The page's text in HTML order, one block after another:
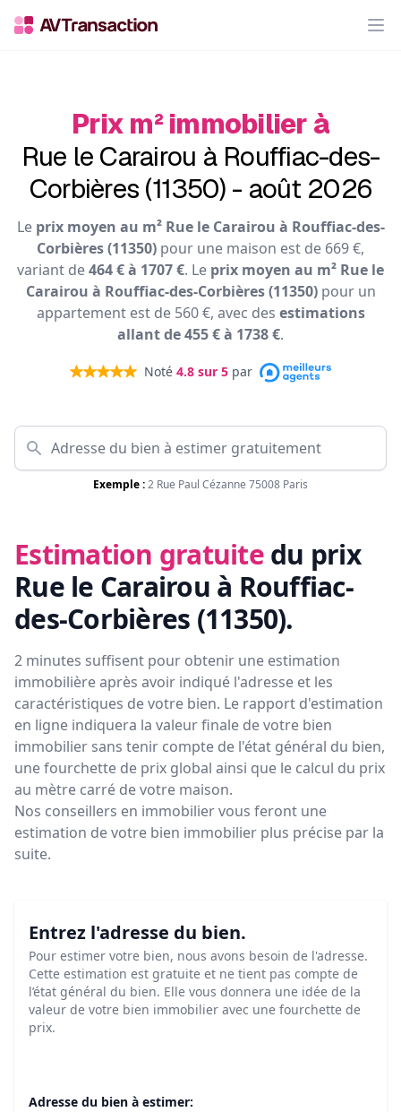
Prix m² immobilier à
Rue le Carairou à Rouffiac-des-
Corbières (11350) - août 2026
Le prix moyen au m² Rue le Carairou à Rouffiac-des-
Corbières (11350) pour une maison est de 669 €,
variant de464 € à 1707 €. Le prix moyen au m² Rue le
Carairou à Rouffiac-des-Corbières (11350)pour un
appartement est de 560 €, avec des estimations
allant de 455 € à 1738 €.
Noté 4.8 sur 5 par
Exemple :2 Rue Paul Cézanne 75008 Paris
Estimation gratuite du prix
Rue le Carairou à Rouffiac-
des-Corbières (11350).
2 minutes suffisent pour obtenir une estimation
immobilière après avoir indiqué l'adresse et les
caractéristiques de votre bien. Le rapport d'estimation
en ligne indiquera la valeur finale de votre bien
immobilier sans tenir compte de l'état général du bien,
une fourchette de prix global ainsi que le calcul du prix
au mètre carré de votre maison.
Nos conseillers en immobilier vous feront une
estimation de votre bien immobilier plus précise par la
suite.
Entrez l'adresse du bien.
Pour estimer votre bien, nous avons besoin de l'adresse.
Cette estimation est gratuite et ne tient pas compte de
l’état général du bien. Elle vous donnera une idée de la
valeur de votre bien immobilier avec une fourchette de
prix.
Adresse du bien à estimer: